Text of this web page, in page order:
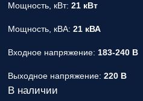
Мощность, кВт: 21 кВт
Мощность, кВА: 21 кВА
Входное напряжение: 183-240 В
Выходное напряжение: 220 В
В наличии